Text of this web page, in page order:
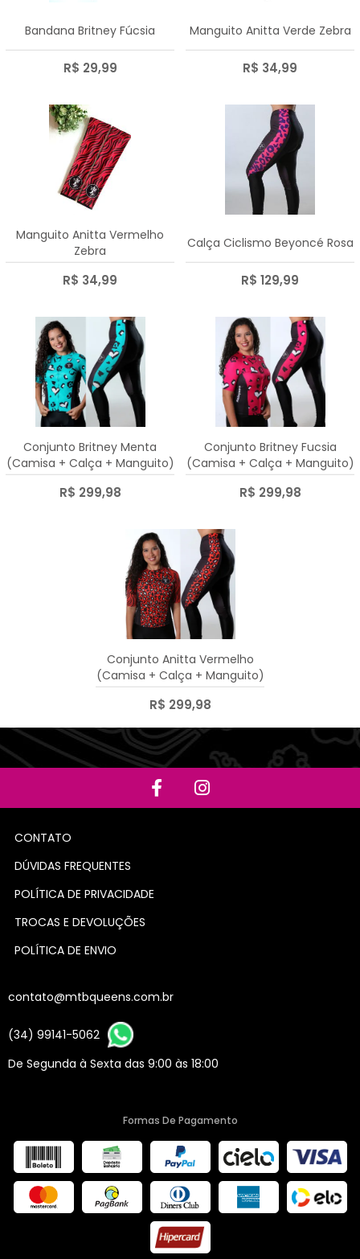
Bandana Britney Fúcsia
R$ 29,99
Manguito Anitta Verde Zebra
R$ 34,99
Manguito Anitta Vermelho
Zebra
R$ 34,99
Calça Ciclismo Beyoncé Rosa
R$ 129,99
Conjunto Britney Menta
(Camisa + Calça + Manguito)
R$ 299,98
Conjunto Britney Fucsia
(Camisa + Calça + Manguito)
R$ 299,98
Conjunto Anitta Vermelho
(Camisa + Calça + Manguito)
R$ 299,98
CONTATO
DÚVIDAS FREQUENTES
POLÍTICA DE PRIVACIDADE
TROCAS E DEVOLUÇÕES
POLÍTICA DE ENVIO
contato@mtbqueens.com.br
(34) 99141-5062
De Segunda à Sexta das 9:00 às 18:00
Formas De Pagamento